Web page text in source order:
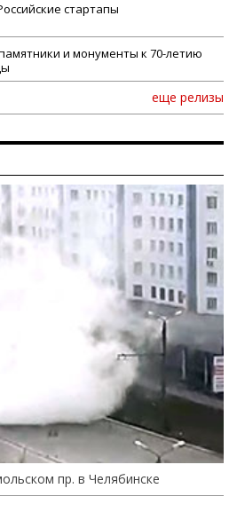
стартапы
и монументы к 70-летию
еще релизы
пр. в Челябинске